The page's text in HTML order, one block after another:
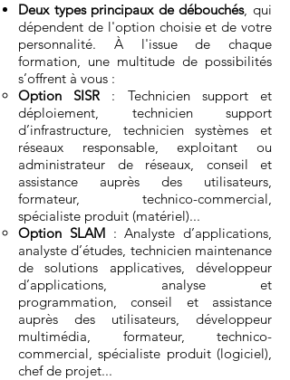
Deux types principaux de débouchés, qui
dépendent de l'option choisie et de votre
personnalité. À l'issue de chaque
formation, une multitude de possibilités
s’offrent à vous :
Option SISR : Technicien support et
déploiement, technicien support
d’infrastructure, technicien systèmes et
réseaux responsable, exploitant ou
administrateur de réseaux, conseil et
assistance auprès des utilisateurs,
formateur, technico-commercial,
spécialiste produit (matériel)...
Option SLAM: Analyste d’applications,
analyste d’études, technicien maintenance
de solutions applicatives, développeur
d’applications, analyse et
programmation, conseil et assistance
auprès des utilisateurs, développeur
multimédia, formateur, technico-
commercial, spécialiste produit (logiciel),
chef de projet...